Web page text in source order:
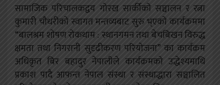
सामाजिक परिचालकद्वय गोरख सार्कीको सञ्चालन र रत्ना
कुमारी चौधरीको स्वागत मन्तव्यबाट सुरु भ्एको कार्यक्रममा
“बालश्रम शोषण रोकथाम : स्थानगमन तथा बेचबिखन विरुद्ध
क्षमता तथा निगरानी सुदृढीकरण परियोजना” का कार्यक्रम
अधिकृत बिर बहादुर नेपालीले कार्यक्रमको उद्धेश्यमाथि
प्रकाश पादै आफन्त नेपाल संस्था र संस्थाद्धारा सञ्चालित